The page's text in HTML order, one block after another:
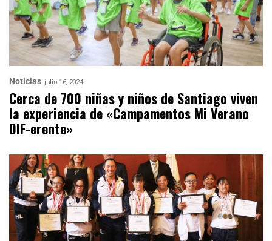
Noticias julio 16, 2024
Cerca de 700 niñas y niños de Santiago viven
la experiencia de «Campamentos Mi Verano
DIF-erente»